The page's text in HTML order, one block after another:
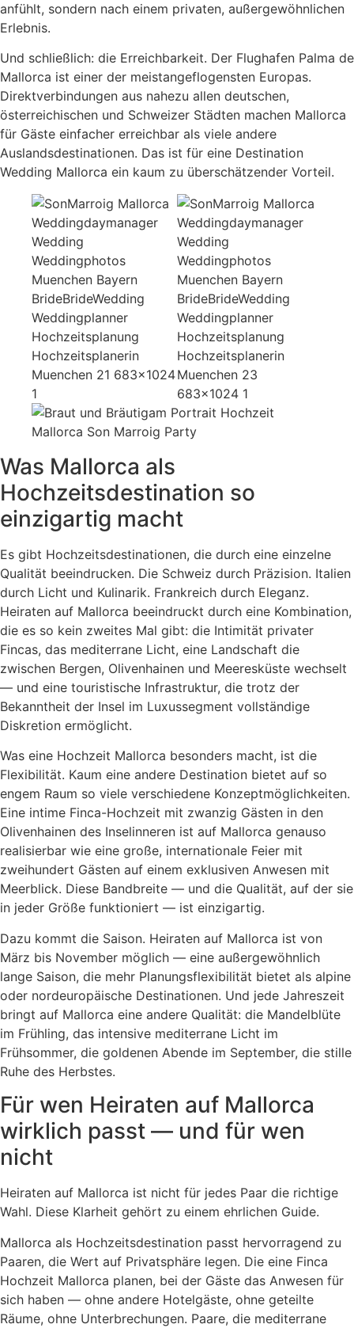
anfühlt, sondern nach einem privaten, außergewöhnlichen
Erlebnis.
Und schließlich: die Erreichbarkeit. Der Flughafen Palma de
Mallorca ist einer der meistangeflogensten Europas.
Direktverbindungen aus nahezu allen deutschen,
österreichischen und Schweizer Städten machen Mallorca
für Gäste einfacher erreichbar als viele andere
Auslandsdestinationen. Das ist für eine Destination
Wedding Mallorca ein kaum zu überschätzender Vorteil.
Was Mallorca als
Hochzeitsdestination so
einzigartig macht
Es gibt Hochzeitsdestinationen, die durch eine einzelne
Qualität beeindrucken. Die Schweiz durch Präzision. Italien
durch Licht und Kulinarik. Frankreich durch Eleganz.
Heiraten auf Mallorca beeindruckt durch eine Kombination,
die es so kein zweites Mal gibt: die Intimität privater
Fincas, das mediterrane Licht, eine Landschaft die
zwischen Bergen, Olivenhainen und Meeresküste wechselt
— und eine touristische Infrastruktur, die trotz der
Bekanntheit der Insel im Luxussegment vollständige
Diskretion ermöglicht.
Was eine Hochzeit Mallorca besonders macht, ist die
Flexibilität. Kaum eine andere Destination bietet auf so
engem Raum so viele verschiedene Konzeptmöglichkeiten.
Eine intime Finca-Hochzeit mit zwanzig Gästen in den
Olivenhainen des Inselinneren ist auf Mallorca genauso
realisierbar wie eine große, internationale Feier mit
zweihundert Gästen auf einem exklusiven Anwesen mit
Meerblick. Diese Bandbreite — und die Qualität, auf der sie
in jeder Größe funktioniert — ist einzigartig.
Dazu kommt die Saison. Heiraten auf Mallorca ist von
März bis November möglich — eine außergewöhnlich
lange Saison, die mehr Planungsflexibilität bietet als alpine
oder nordeuropäische Destinationen. Und jede Jahreszeit
bringt auf Mallorca eine andere Qualität: die Mandelblüte
im Frühling, das intensive mediterrane Licht im
Frühsommer, die goldenen Abende im September, die stille
Ruhe des Herbstes.
Für wen Heiraten auf Mallorca
wirklich passt — und für wen
nicht
Heiraten auf Mallorca ist nicht für jedes Paar die richtige
Wahl. Diese Klarheit gehört zu einem ehrlichen Guide.
Mallorca als Hochzeitsdestination passt hervorragend zu
Paaren, die Wert auf Privatsphäre legen. Die eine Finca
Hochzeit Mallorca planen, bei der Gäste das Anwesen für
sich haben — ohne andere Hotelgäste, ohne geteilte
Räume, ohne Unterbrechungen. Paare, die mediterrane